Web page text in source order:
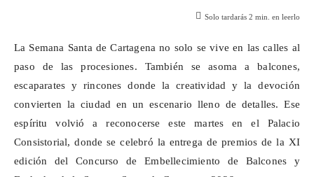
Solo tardarás 2 min. en leerlo
La Semana Santa de Cartagena no solo se vive en las calles al
paso de las procesiones. También se asoma a balcones,
escaparates y rincones donde la creatividad y la devoción
convierten la ciudad en un escenario lleno de detalles. Ese
espíritu volvió a reconocerse este martes en el Palacio
Consistorial, donde se celebró la entrega de premios de la XI
edición del Concurso de Embellecimiento de Balcones y